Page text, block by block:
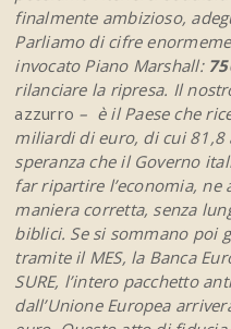
finalmente ambizioso,
Parliamo di cifre
invocato Piano Marshall:
rilanciare la ripresa. Il
azzurro – è il Paese che
miliardi di euro, di cui 81,8
speranza che il Governo
far ripartire l’economia,
maniera corretta, senza
biblici. Se si sommano poi
tramite il MES, la Banca
SURE, l’intero pacchetto
dall’Unione Europea